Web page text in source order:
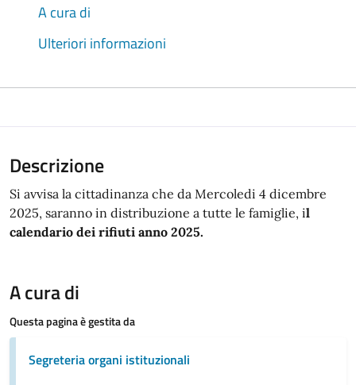
A cura di
Ulteriori informazioni
Descrizione
Si avvisa la cittadinanza che da Mercoledi 4 dicembre
2025, saranno in distribuzione a tutte le famiglie, il
calendario dei rifiuti anno 2025.
A cura di
Questa pagina è gestita da
Segreteria organi istituzionali